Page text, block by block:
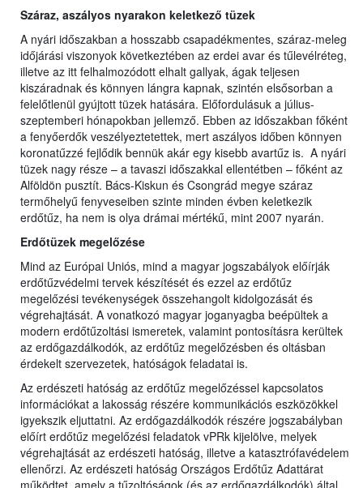
Száraz, aszályos nyarakon keletkező tüzek
A nyári időszakban a hosszabb csapadékmentes, száraz-meleg
időjárási viszonyok következtében az erdei avar és tűlevélréteg,
illetve az itt felhalmozódott elhalt gallyak, ágak teljesen
kiszáradnak és könnyen lángra kapnak, szintén elsősorban a
felelőtlenül gyújtott tüzek hatására. Előfordulásuk a július-
szeptemberi hónapokban jellemző. Ebben az időszakban főként
a fenyőerdők veszélyeztetettek, mert aszályos időben könnyen
koronatűzzé fejlődik bennük akár egy kisebb avartűz is. A nyári
tüzek nagy része – a tavaszi időszakkal ellentétben – főként az
Alföldön pusztít. Bács-Kiskun és Csongrád megye száraz
termőhelyű fenyveseiben szinte minden évben keletkezik
erdőtűz, ha nem is olya drámai mértékű, mint 2007 nyarán.
Erdőtüzek megelőzése
Mind az Európai Uniós, mind a magyar jogszabályok előírják
erdőtűzvédelmi tervek készítését és ezzel az erdőtűz
megelőzési tevékenységek összehangolt kidolgozását és
végrehajtását. A vonatkozó magyar joganyagba beépültek a
modern erdőtűzoltási ismeretek, valamint pontosításra kerültek
az erdőgazdálkodók, az erdőtűz megelőzésben és oltásban
érdekelt szervezetek, hatóságok feladatai is.
Az erdészeti hatóság az erdőtűz megelőzéssel kapcsolatos
információkat a lakosság részére kommunikációs eszközökkel
igyekszik eljuttatni. Az erdőgazdálkodók részére jogszabályban
előírt erdőtűz megelőzési feladatok vPRk kijelölve, melyek
végrehajtását az erdészeti hatóság, illetve a katasztrófavédelem
ellenőrzi. Az erdészeti hatóság Országos Erdőtűz Adattárat